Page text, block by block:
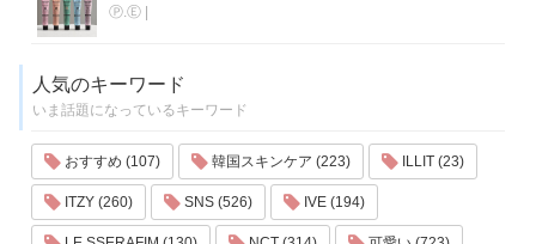
Ⓟ.Ⓔ
人気のキーワード
いま話題になっているキーワード
おすすめ (107) 韓国スキンケア (223) ILLIT (23)
ITZY (260) SNS (526) IVE (194)